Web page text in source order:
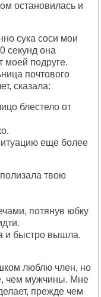
остановилась и
сука соси мои
секунд она
моей подруге.
почтового
сказала:
блестело от
еще более
твою
потянув юбку
и быстро вышла.
люблю член, но
чем мужчины. Мне
прежде чем